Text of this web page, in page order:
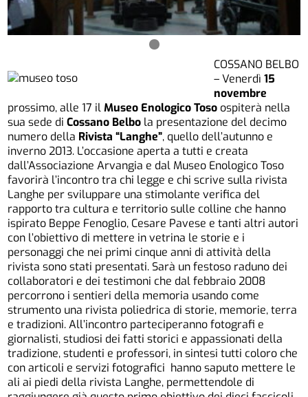
COSSANO BELBO
– Venerdì 15
novembre
prossimo, alle 17 ilMuseo Enologico Toso ospiterà nella
sua sede diCossano Belbo la presentazione del decimo
numero della Rivista “Langhe”, quello dell’autunno e
inverno 2013. L’occasione aperta a tutti e creata
dall’Associazione Arvangia e dal Museo Enologico Toso
favorirà l’incontro tra chi legge e chi scrive sulla rivista
Langhe per sviluppare una stimolante verifica del
rapporto tra cultura e territorio sulle colline che hanno
ispirato Beppe Fenoglio, Cesare Pavese e tanti altri autori
con l’obiettivo di mettere in vetrina le storie e i
personaggi che nei primi cinque anni di attività della
rivista sono stati presentati. Sarà un festoso raduno dei
collaboratori e dei testimoni che dal febbraio 2008
percorrono i sentieri della memoria usando come
strumento una rivista poliedrica di storie, memorie, terra
e tradizioni. All’incontro parteciperanno fotografi e
giornalisti, studiosi dei fatti storici e appassionati della
tradizione, studenti e professori, in sintesi tutti coloro che
con articoli e servizi fotografici hanno saputo mettere le
ali ai piedi della rivista Langhe, permettendole di